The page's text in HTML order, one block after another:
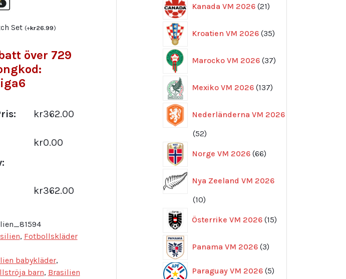
Set (+kr26.99)
över 729
kr362.00
kr0.00
kr362.00
, Fotbollskläder
babykläder,
barn, Brasilien
Kanada VM 2026 21
produkter
Kroatien VM 2026 35
produkter
Marocko VM 2026 37
produkter
Mexiko VM 2026 137
produkter
Nederländerna VM 2026
5252
Norge VM 2026 66
produkter
Nya Zeeland VM 2026
1010
Österrike VM 2026 15
produkter
Panama VM 2026 3
produkter
Paraguay VM 2026 55